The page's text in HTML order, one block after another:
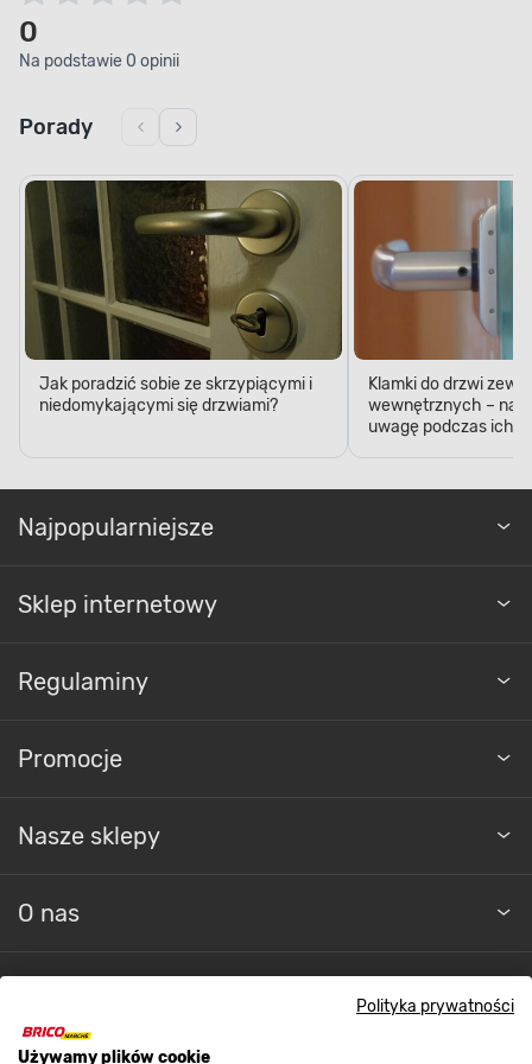
Polityka prywatności
Używamy plików cookie
będą Ci służyć przez wiele lat. Te drzwi
wewnętrzne, zbudowane na konstrukcji ramowej,
na różnorodne odkształcenia. Z ich pomocą
stworzysz przestrzeń łączącą estetyczność
i funkcjonalność.
Dwuletnia gwarancja
Dlatego kupując ten produkt, otrzymujesz
od producenta 2-letnią gwarancję. Ciesz się
nowoczesnym designem i funkcjonalnością drzwi
Na podstawie 0 opinii
Jak poradzić sobie ze skrzypiącymi i
niedomykającymi się drzwiami?
Klamki do drzwi
wewnętrznych – na
uwagę podczas ich
Strefa biznesu